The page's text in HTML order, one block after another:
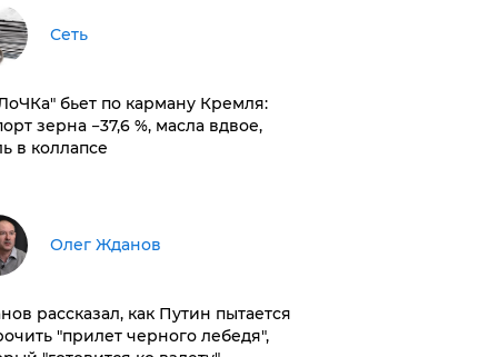
Сеть
бьет по карману Кремля:
зерна −37,6 %, масла вдвое,
в коллапсе
Олег Жданов
рассказал, как Путин пытается
"прилет черного лебедя",